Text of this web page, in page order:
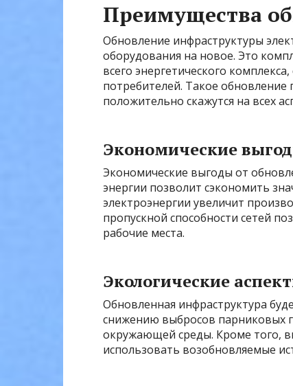
Преимущества
Обновление инфраструктуры
оборудования на новое. Это
всего энергетического
потребителей. Такое
положительно скажутся на всех
Экономические
Экономические выгоды от
энергии позволит сэкономить
электроэнергии увеличит
пропускной способности сетей
рабочие места.
Экологические
Обновленная инфраструктура
снижению выбросов парниковых
окружающей среды. Кроме того,
использовать возобновляемые